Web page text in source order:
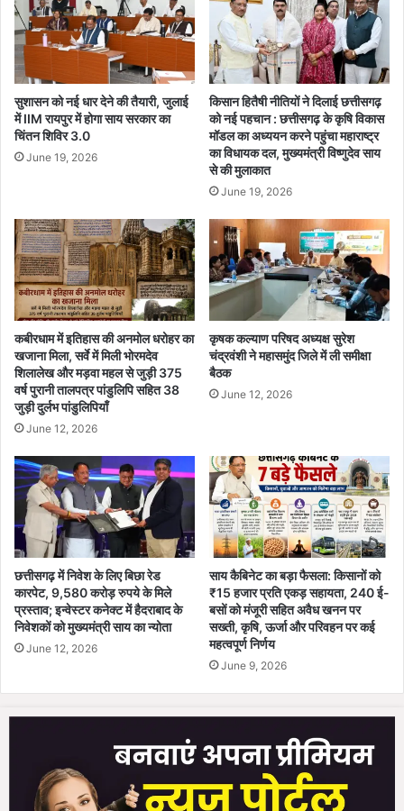
पर
दिया
जोर
सुशासन को नई धार देने की तैयारी, जुलाई
में IIM रायपुर में होगा साय सरकार का
चिंतन शिविर 3.0
June 19, 2026
किसान हितैषी नीतियों ने दिलाई छत्तीसगढ़
को नई पहचान : छत्तीसगढ़ के कृषि विकास
मॉडल का अध्ययन करने पहुंचा महाराष्ट्र
का विधायक दल, मुख्यमंत्री विष्णुदेव साय
से की मुलाकात
June 19, 2026
कबीरधाम में इतिहास की अनमोल धरोहर का
खजाना मिला, सर्वे में मिली भोरमदेव
शिलालेख और मड़वा महल से जुड़ी 375
वर्ष पुरानी तालपत्र पांडुलिपि सहित 38
जुड़ी दुर्लभ पांडुलिपियाँ
June 12, 2026
कृषक कल्याण परिषद अध्यक्ष सुरेश
चंद्रवंशी ने महासमुंद जिले में ली समीक्षा
बैठक
June 12, 2026
छत्तीसगढ़ में निवेश के लिए बिछा रेड
कारपेट, 9,580 करोड़ रुपये के मिले
प्रस्ताव; इन्वेस्टर कनेक्ट में हैदराबाद के
निवेशकों को मुख्यमंत्री साय का न्योता
June 12, 2026
साय कैबिनेट का बड़ा फैसला: किसानों को
₹15 हजार प्रति एकड़ सहायता, 240 ई-
बसों को मंजूरी सहित अवैध खनन पर
सख्ती, कृषि, ऊर्जा और परिवहन पर कई
महत्वपूर्ण निर्णय
June 9, 2026